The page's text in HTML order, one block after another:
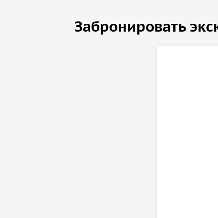
Забронировать